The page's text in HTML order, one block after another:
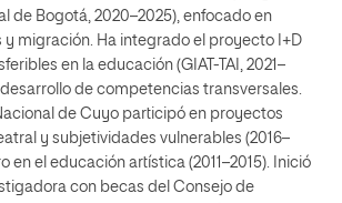
de Bogotá, 2020–2025), enfocado en
migración. Ha integrado el proyecto I+D
en la educación (GIAT-TAI, 2021–
de competencias transversales.
de Cuyo participó en proyectos
y subjetividades vulnerables (2016–
en el educación artística (2011–2015). Inició
con becas del Consejo de